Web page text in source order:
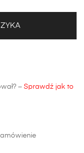
– Sprawdź jak to